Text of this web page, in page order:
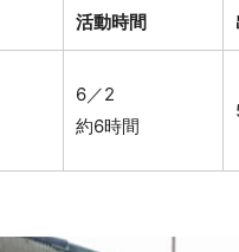
活動時間
6／2
約6時間